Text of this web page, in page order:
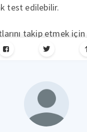
test edilebilir.
takip etmek için